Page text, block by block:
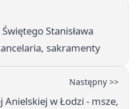
Stanisława
sakramenty
Następny >>
w Łodzi - msze,